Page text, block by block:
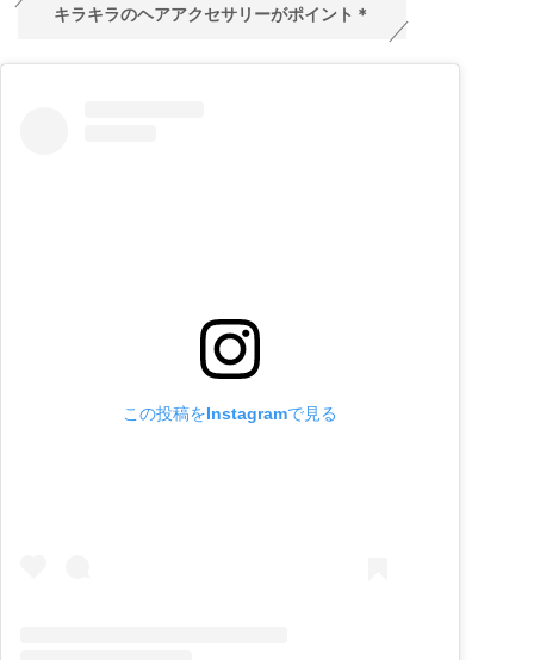
キラキラのヘアアクセサリーがポイント＊
この投稿をInstagramで見る